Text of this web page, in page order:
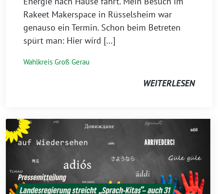
Rakeet Makerspace in Rüsselsheim war
genauso ein Termin. Schon beim Betreten
spürt man: Hier wird […]
Wahlkreis Groß Gerau
WEITERLESEN